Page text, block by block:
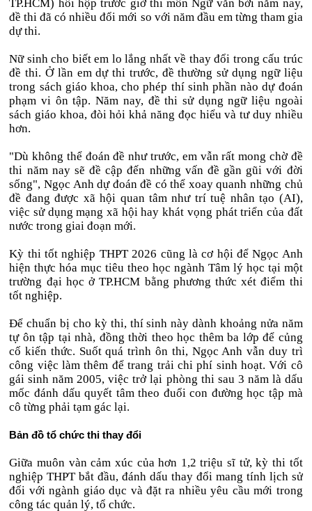
TP.HCM) hồi hộp trước giờ thi môn Ngữ văn bởi năm nay,
đề thi đã có nhiều đổi mới so với năm đầu em từng tham gia
dự thi.
Nữ sinh cho biết em lo lắng nhất về thay đổi trong cấu trúc
đề thi. Ở lần em dự thi trước, đề thường sử dụng ngữ liệu
trong sách giáo khoa, cho phép thí sinh phần nào dự đoán
phạm vi ôn tập. Năm nay, đề thi sử dụng ngữ liệu ngoài
sách giáo khoa, đòi hỏi khả năng đọc hiểu và tư duy nhiều
hơn.
"Dù không thể đoán đề như trước, em vẫn rất mong chờ đề
thi năm nay sẽ đề cập đến những vấn đề gần gũi với đời
sống", Ngọc Anh dự đoán đề có thể xoay quanh những chủ
đề đang được xã hội quan tâm như trí tuệ nhân tạo (AI),
việc sử dụng mạng xã hội hay khát vọng phát triển của đất
nước trong giai đoạn mới.
Kỳ thi tốt nghiệp THPT 2026 cũng là cơ hội để Ngọc Anh
hiện thực hóa mục tiêu theo học ngành Tâm lý học tại một
trường đại học ở TP.HCM bằng phương thức xét điểm thi
tốt nghiệp.
Để chuẩn bị cho kỳ thi, thí sinh này dành khoảng nửa năm
tự ôn tập tại nhà, đồng thời theo học thêm ba lớp để củng
cố kiến thức. Suốt quá trình ôn thi, Ngọc Anh vẫn duy trì
công việc làm thêm để trang trải chi phí sinh hoạt. Với cô
gái sinh năm 2005, việc trở lại phòng thi sau 3 năm là dấu
mốc đánh dấu quyết tâm theo đuổi con đường học tập mà
cô từng phải tạm gác lại.
Bản đồ tổ chức thi thay đổi
Giữa muôn vàn cảm xúc của hơn 1,2 triệu sĩ tử, kỳ thi tốt
nghiệp THPT bắt đầu, đánh dấu thay đổi mang tính lịch sử
đối với ngành giáo dục và đặt ra nhiều yêu cầu mới trong
công tác quản lý, tổ chức.